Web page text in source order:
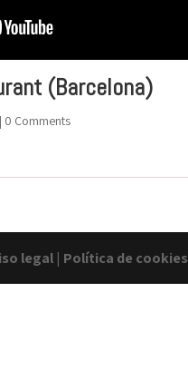
(Barcelona)
| 0 Comments
legal | Política de cookies